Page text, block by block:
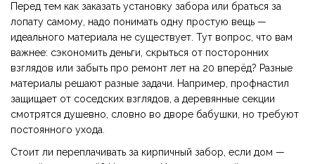
Перед тем как заказать установку забора или браться за
лопату самому, надо понимать одну простую вещь —
идеального материала не существует. Тут вопрос, что вам
важнее: сэкономить деньги, скрыться от посторонних
взглядов или забыть про ремонт лет на 20 вперёд? Разные
материалы решают разные задачи. Например, профнастил
защищает от соседских взглядов, а деревянные секции
смотрятся душевно, словно во дворе бабушки, но требуют
постоянного ухода.
Стоит ли переплачивать за кирпичный забор, если дом —